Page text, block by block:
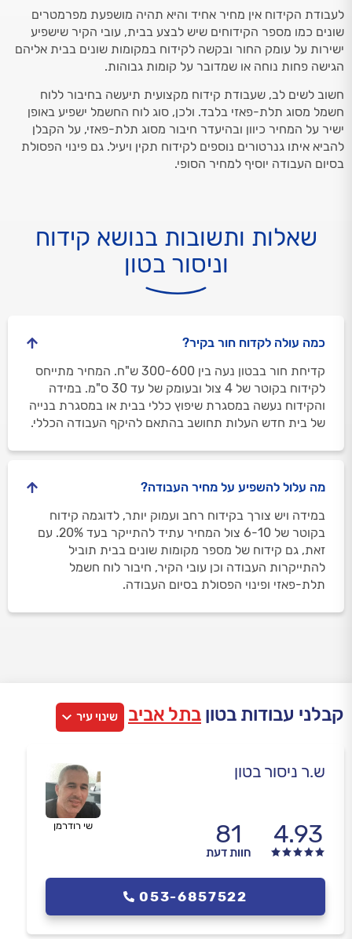
לעבודת הקידוח אין מחיר אחיד והיא תהיה מושפעת מפרמטרים
שונים כמו מספר הקידוחים שיש לבצע בבית, עובי הקיר שישפיע
ישירות על עומק החור ובקשה לקידוח במקומות שונים בבית אליהם
הגישה פחות נוחה או שמדובר על קומות גבוהות.
חשוב לשים לב, שעבודת קידוח מקצועית תיעשה בחיבור ללוח
חשמל מסוג תלת-פאזי בלבד. ולכן, סוג לוח החשמל ישפיע באופן
ישיר על המחיר כיוון ובהיעדר חיבור מסוג תלת-פאזי, על הקבלן
להביא איתו גנרטורים נוספים לקידוח תקין ויעיל. גם פינוי הפסולת
בסיום העבודה יוסיף למחיר הסופי.
שאלות ותשובות בנושא קידוח
וניסור בטון
כמה עולה לקדוח חור בקיר?
קדיחת חור בבטון נעה בין 300-600 ש"ח. המחיר מתייחס
לקידוח בקוטר של 4 צול ובעומק של עד 30 ס"מ. במידה
והקידוח נעשה במסגרת שיפוץ כללי בבית או במסגרת בנייה
של בית חדש העלות תחושב בהתאם להיקף העבודה הכללי.
מה עלול להשפיע על מחיר העבודה?
במידה ויש צורך בקידוח רחב ועמוק יותר, לדוגמה קידוח
בקוטר של 6-10 צול המחיר עתיד להתייקר בעד 20%. עם
זאת, גם קידוח של מספר מקומות שונים בבית תוביל
להתייקרות העבודה וכן עובי הקיר, חיבור לוח חשמל
תלת-פאזי ופינוי הפסולת בסיום העבודה.
קבלני עבודות בטון בתל אביב שינוי עיר
ש.ר ניסור בטון
4.93
81
חוות דעת
שי רודרמן
053-6857522